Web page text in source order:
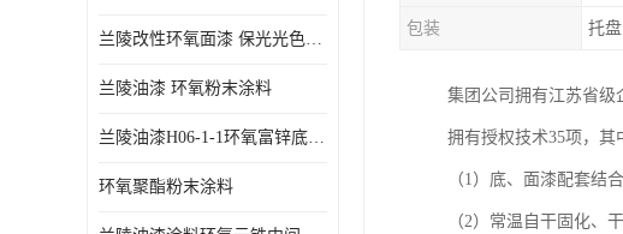
兰陵改性环氧面漆 保光光色性更好 适用于室外防腐耐候性好
兰陵油漆 环氧粉末涂料
兰陵油漆H06-1-1环氧富锌底漆 船舶桥梁铁塔储罐防锈漆
环氧聚酯粉末涂料
包装 托盘
集团公司拥有江苏省级
拥有授权技术35项，其
（1）底、面漆配套结合
（2）常温自干固化、